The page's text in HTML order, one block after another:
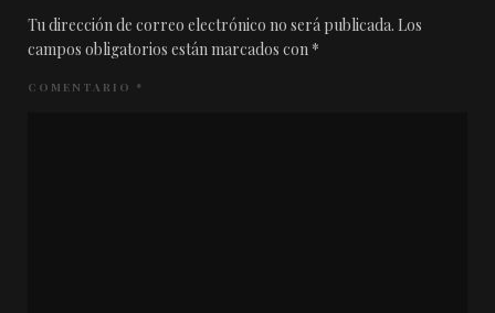
Tu dirección de correo electrónico no será publicada. Los
campos obligatorios están marcados con *
COMENTARIO *